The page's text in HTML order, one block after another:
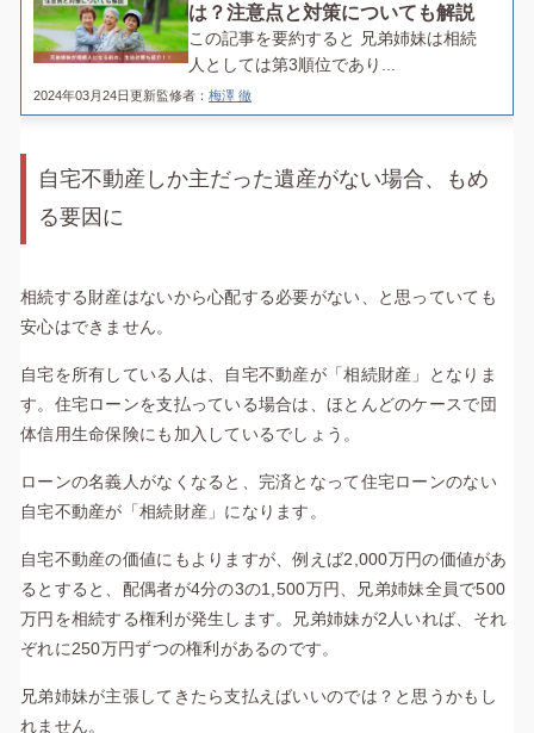
は？注意点と対策についても解説
この記事を要約すると 兄弟姉妹は相続
人としては第3順位であり...
2024年03月24日更新監修者： 梅澤 徹
自宅不動産しか主だった遺産がない場合、もめ
る要因に
相続する財産はないから心配する必要がない、と思っていても
安心はできません。
自宅を所有している人は、自宅不動産が「相続財産」となりま
す。住宅ローンを支払っている場合は、ほとんどのケースで団
体信用生命保険にも加入しているでしょう。
ローンの名義人がなくなると、完済となって住宅ローンのない
自宅不動産が「相続財産」になります。
自宅不動産の価値にもよりますが、例えば2,000万円の価値があ
るとすると、配偶者が4分の3の1,500万円、兄弟姉妹全員で500
万円を相続する権利が発生します。兄弟姉妹が2人いれば、それ
ぞれに250万円ずつの権利があるのです。
兄弟姉妹が主張してきたら支払えばいいのでは？と思うかもし
れません。